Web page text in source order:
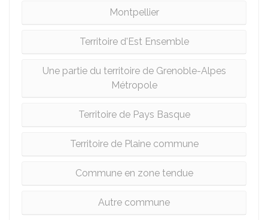
Montpellier
Territoire d'Est Ensemble
Une partie du territoire de Grenoble-Alpes
Métropole
Territoire de Pays Basque
Territoire de Plaine commune
Commune en zone tendue
Autre commune